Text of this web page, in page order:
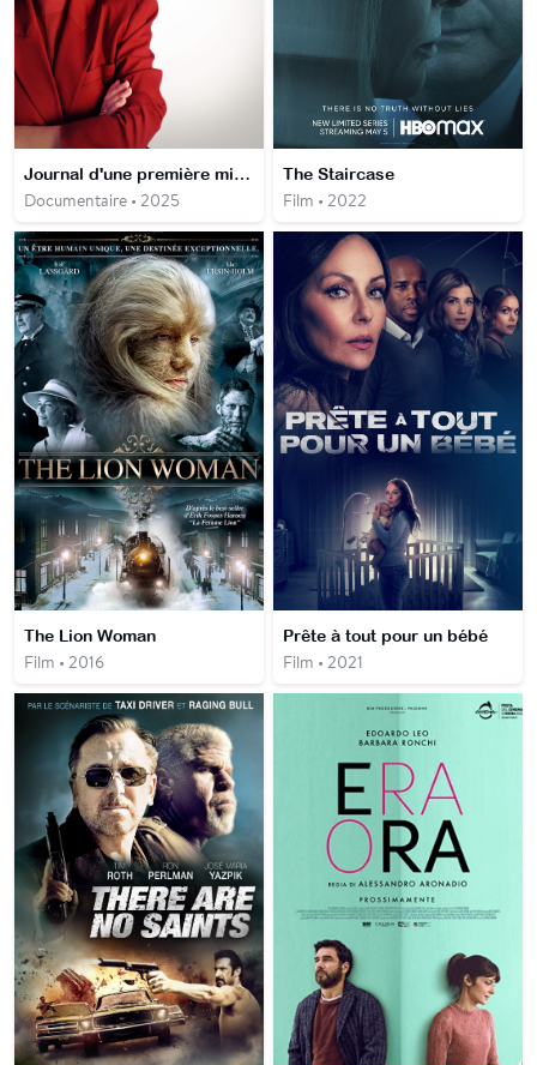
Journal d'une première ministre
Documentaire • 2025
The Staircase
Film • 2022
The Lion Woman
Film • 2016
Prête à tout pour un bébé
Film • 2021